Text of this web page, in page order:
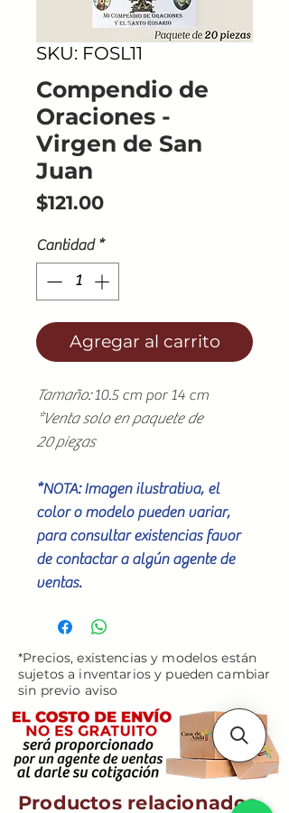
SKU: FOSL11
Compendio de
Oraciones -
Virgen de San
Juan
$121.00Precio
Cantidad *
Agregar al carrito
Tamaño:10.5 cm por 14 cm
*Venta solo en paquete de
20 piezas
*NOTA: Imagen ilustrativa, el
color o modelo pueden variar,
para consultar existencias favor
de contactar a algún agente de
ventas.
*Precios, existencias y modelos están
sujetos a inventarios y pueden cambiar
sin previo aviso
Productos relacionados